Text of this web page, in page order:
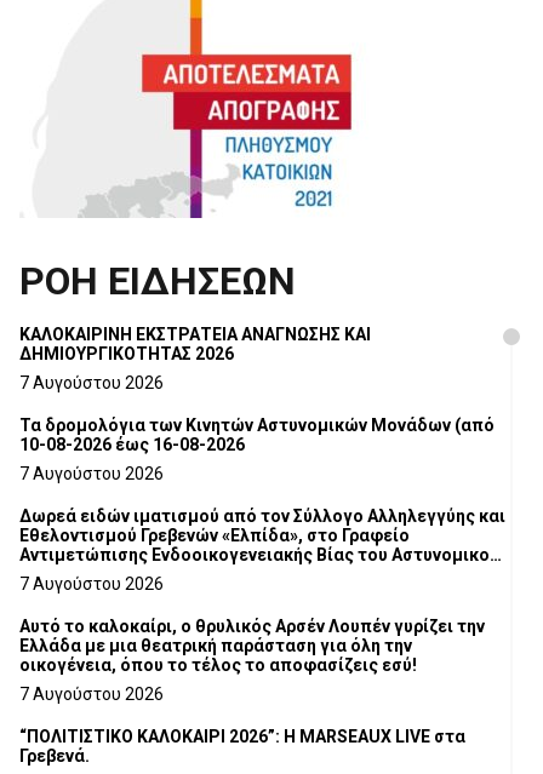
ΡΟΗ ΕΙΔΗΣΕΩΝ
ΚΑΛΟΚΑΙΡΙΝΗ ΕΚΣΤΡΑΤΕΙΑ ΑΝΑΓΝΩΣΗΣ ΚΑΙ
ΔΗΜΙΟΥΡΓΙΚΟΤΗΤΑΣ 2026
7 Αυγούστου 2026
Τα δρομολόγια των Κινητών Αστυνομικών Μονάδων (από
10-08-2026 έως 16-08-2026
7 Αυγούστου 2026
Δωρεά ειδών ιματισμού από τον Σύλλογο Αλληλεγγύης και
Εθελοντισμού Γρεβενών «Ελπίδα», στο Γραφείο
Αντιμετώπισης Ενδοοικογενειακής Βίας του Αστυνομικού
Τμήματος Γρεβενών
7 Αυγούστου 2026
Αυτό το καλοκαίρι, ο θρυλικός Αρσέν Λουπέν γυρίζει την
Ελλάδα με μια θεατρική παράσταση για όλη την
οικογένεια, όπου το τέλος το αποφασίζεις εσύ!
7 Αυγούστου 2026
“ΠΟΛΙΤΙΣΤΙΚΟ ΚΑΛΟΚΑΙΡΙ 2026”: Η MARSEAUX LIVE στα
Γρεβενά.